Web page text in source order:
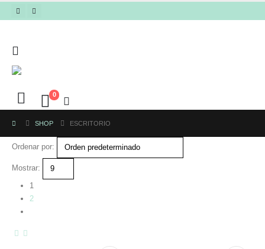
0
SHOP ESCRITORIO
Ordenar por:
Mostrar:
1
2